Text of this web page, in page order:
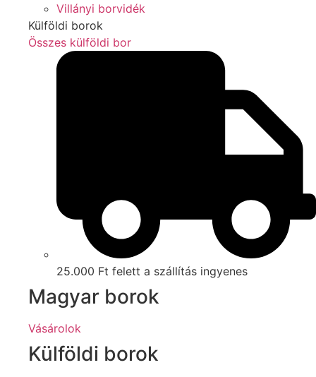
Villányi borvidék
Külföldi borok
Összes külföldi bor
25.000 Ft felett a szállítás ingyenes
Magyar borok
Vásárolok
Külföldi borok